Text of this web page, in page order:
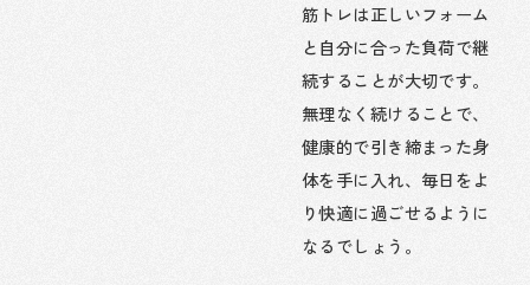
筋トレは正しいフォーム
と自分に合った負荷で継
続することが大切です。
無理なく続けることで、
健康的で引き締まった身
体を手に入れ、毎日をよ
り快適に過ごせるように
なるでしょう。